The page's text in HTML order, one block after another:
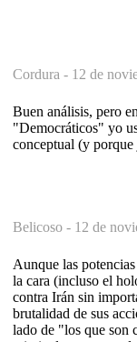
Cordura - 12 de
Buen análisis, pero
"Democráticos" yo
conceptual (y porque
Belicoso - 12 de
Aunque las
la cara (incluso el
contra Irán sin
brutalidad de sus
lado de "los que son